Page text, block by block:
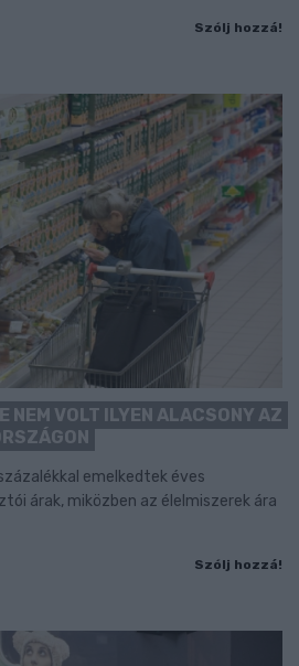
Szólj hozzá!
NEM VOLT ILYEN ALACSONY AZ
emelkedtek éves
árak, miközben az élelmiszerek ára
Szólj hozzá!